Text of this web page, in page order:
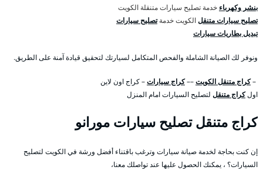
بنشر وكهرباء خدمة تصليح سيارات متنقلة الكويت
تصليح سيارات متنقلالكويت خدمةتصليح سيارات
تبديل بطاريات سيارات
ونوفر لك الصيانة الشاملة والفحص المتكامل لسيارتك لتحقيق قيادة آمنة على الطريق.
–كراج متنقل الكويت––كراج سيارات– كراج اون لاين
اولكراج متنقل لتصليح السيارات امام المنزل
كراج متنقل تصليح سيارات مورانو
إن كنت بحاجة لخدمة صيانة سيارات وترغب باقتناء أفضل ورشة في الكويت لتصليح
السيارات؟ ، يمكنك الحصول عليها عند تواصلك معنا،